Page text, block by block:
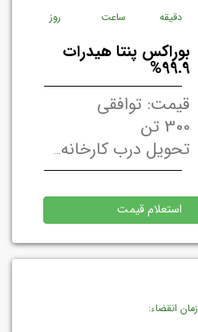
روز ساعت دقیقه
بوراکس پنتا هیدرات
99.9%
قیمت: توافقی
300 تن
تحویل درب کارخانه/ انبار فروشنده تهران, ایران
استعلام قیمت
زمان انقضاء: